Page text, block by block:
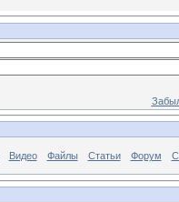
Видео Файлы Статьи Форум